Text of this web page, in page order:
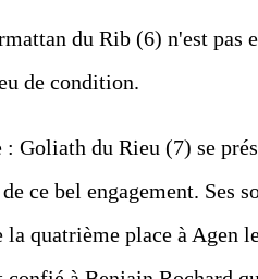
du Rib (6) n'est
de condition.
: Goliath du Rieu (7) se
ce bel engagement. Ses
quatrième place à Agen